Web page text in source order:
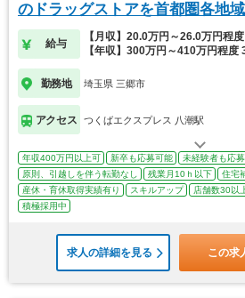
のドラッグストアを首都圏各地
給与
【月収】20.0万円～26.0万円程度
【年収】300万円～410万円程度
勤務地 埼玉県 三郷市
アクセス つくばエクスプレス 八潮駅
年収400万円以上可 新卒も応募可能
未経験者も応
原則、引越しを伴う転勤なし
残業月10ｈ以下
住宅
産休・育休取得実績有り
スキルアップ 店舗数30以
積極採用中
求人の詳細を見る この求